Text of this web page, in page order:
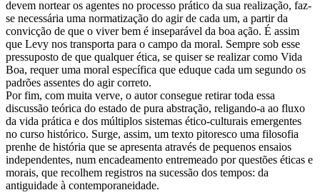
devem nortear os agentes no processo prático da sua realização, faz-
se necessária uma normatização do agir de cada um, a partir da
convicção de que o viver bem é inseparável da boa ação. É assim
que Levy nos transporta para o campo da moral. Sempre sob esse
pressuposto de que qualquer ética, se quiser se realizar como Vida
Boa, requer uma moral específica que eduque cada um segundo os
padrões assentes do agir correto.
Por fim, com muita verve, o autor consegue retirar toda essa
discussão teórica do estado de pura abstração, religando-a ao fluxo
da vida prática e dos múltiplos sistemas ético-culturais emergentes
no curso histórico. Surge, assim, um texto pitoresco uma filosofia
prenhe de história que se apresenta através de pequenos ensaios
independentes, num encadeamento entremeado por questões éticas e
morais, que recolhem registros na sucessão dos tempos: da
antiguidade à contemporaneidade.